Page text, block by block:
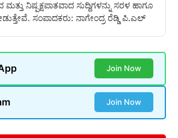
ನಿಷ್ಪಕ್ಷಪಾತವಾದ ಸುದ್ದಿಗಳನ್ನು ಸರಳ ಹಾಗೂ
ಸಂಪಾದಕರು: ನಾಗೇಂದ್ರ ರೆಡ್ಡಿ ಪಿ.ಎಲ್
Join Now
Join Now